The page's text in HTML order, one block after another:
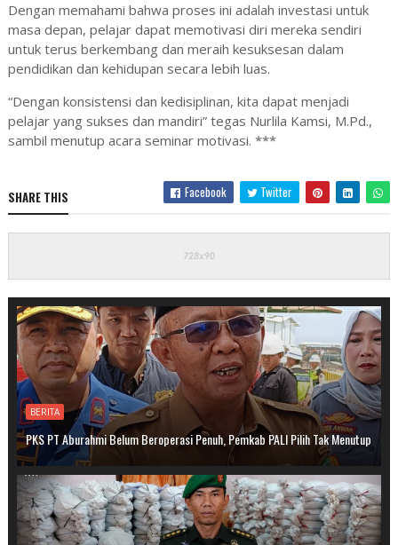
Dengan memahami bahwa proses ini adalah investasi untuk
masa depan, pelajar dapat memotivasi diri mereka sendiri
untuk terus berkembang dan meraih kesuksesan dalam
pendidikan dan kehidupan secara lebih luas.
“Dengan konsistensi dan kedisiplinan, kita dapat menjadi
pelajar yang sukses dan mandiri” tegas Nurlila Kamsi, M.Pd.,
sambil menutup acara seminar motivasi. ***
SHARE THIS Facebook Twitter
BERITA
PKS PT Aburahmi Belum Beroperasi Penuh, Pemkab PALI Pilih Tak Menutup